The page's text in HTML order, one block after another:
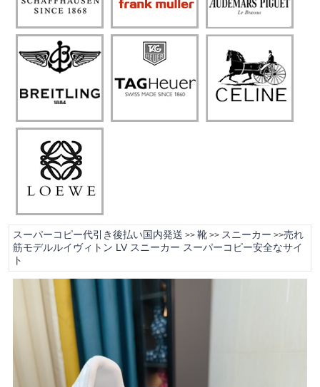
スーパーコピー代引き後払い国内発送 >> 靴>> スニーカー >>売れ
筋モデルルイヴィトン LV スニーカー スーパーコピー安全なサイ
ト